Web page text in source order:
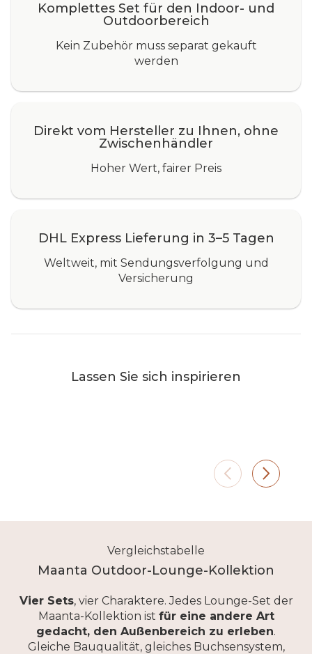
Komplettes Set für den Indoor- und
Outdoorbereich
Kein Zubehör muss separat gekauft
werden
Direkt vom Hersteller zu Ihnen, ohne
Zwischenhändler
Hoher Wert, fairer Preis
DHL Express Lieferung in 3–5 Tagen
Weltweit, mit Sendungsverfolgung und
Versicherung
Lassen Sie sich inspirieren
Feuchtigkeit: Die Materialien
sich
Vergleichstabelle
Maanta Outdoor-Lounge-Kollektion
Vier Sets, vier Charaktere. Jedes Lounge-Set der
Maanta-Kollektion ist für eine andere Art
gedacht, den Außenbereich zu erleben.
Gleiche Bauqualität, gleiches Buchsensystem,